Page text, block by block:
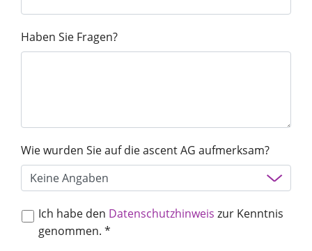
Vortrag finden
Haben Sie Fragen?
Wie wurden Sie auf die ascent AG aufmerksam?
Ich habe den Datenschutzhinweis zur Kenntnis
genommen. *